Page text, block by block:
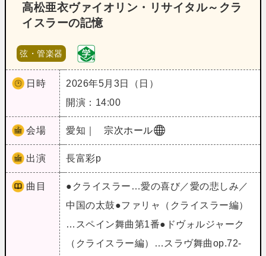
高松亜衣ヴァイオリン・リサイタル～クラ
イスラーの記憶
弦・管楽器
日時
2026年5月3日（日）
開演：14:00
会場 愛知｜ 宗次ホール
出演 長富彩p
曲目
●クライスラー…愛の喜び／愛の悲しみ／
中国の太鼓●ファリャ（クライスラー編）
…スペイン舞曲第1番●ドヴォルジャーク
（クライスラー編）…スラヴ舞曲op.72‐